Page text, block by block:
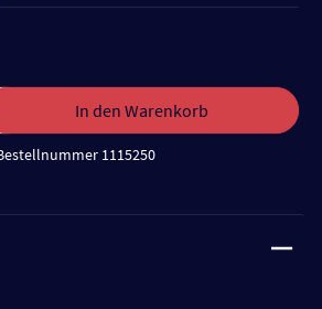
In den Warenkorb
1115250